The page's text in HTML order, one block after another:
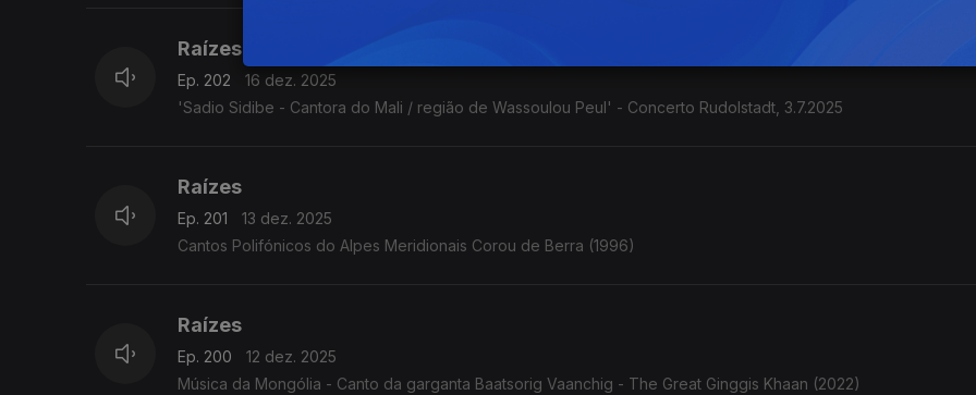
Raízes
Ep. 202
16 dez. 2025
'Sadio Sidibe - Cantora do Mali / região de Wassoulou Peul' - Concerto Rudolstadt, 3.7.2025
Raízes
Ep. 201
13 dez. 2025
Cantos Polifónicos do Alpes Meridionais Corou de Berra (1996)
Raízes
Ep. 200
12 dez. 2025
Música da Mongólia - Canto da garganta Baatsorig Vaanchig - The Great Ginggis Khaan (2022)